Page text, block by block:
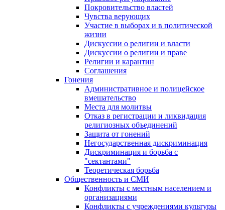
Покровительство властей
Чувства верующих
Участие в выборах и в политической
жизни
Дискуссии о религии и власти
Дискуссии о религии и праве
Религии и карантин
Соглашения
Гонения
Административное и полицейское
вмешательство
Места для молитвы
Отказ в регистрации и ликвидация
религиозных объединений
Защита от гонений
Негосударственная дискриминация
Дискриминация и борьба с
"сектантами"
Теоретическая борьба
Общественность и СМИ
Конфликты с местным населением и
организациями
Конфликты с учреждениями культуры